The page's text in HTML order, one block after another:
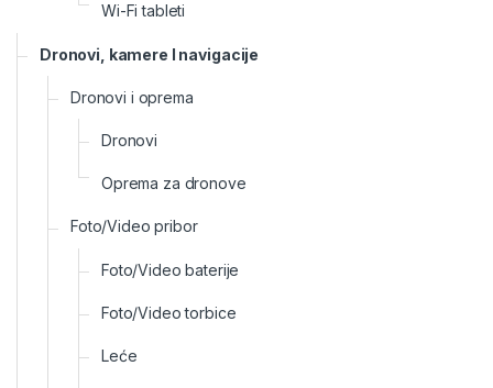
Wi-Fi tableti
Dronovi, kamere I navigacije
Dronovi i oprema
Dronovi
Oprema za dronove
Foto/Video pribor
Foto/Video baterije
Foto/Video torbice
Leće